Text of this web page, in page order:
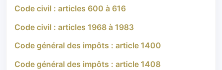
Code civil : articles 600 à 616
Code civil : articles 1968 à 1983
Code général des impôts : article 1400
Code général des impôts : article 1408